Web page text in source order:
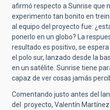
afirmó respecto a Sunrise que
experimento tan bonito en
al equipo del proyecto fue:
ponerlo en un globo? La
resultado es positivo, se
el polo sur, lanzado desde la
en un satélite. Sunrise tiene
capaz de ver cosas jamás
Comentando justo antes del
del proyecto, Valentín